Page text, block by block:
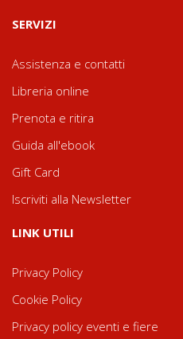
SERVIZI
Assistenza e contatti
Libreria online
Prenota e ritira
Guida all'ebook
Gift Card
Iscriviti alla Newsletter
LINK UTILI
Privacy Policy
Cookie Policy
Privacy policy eventi e fiere